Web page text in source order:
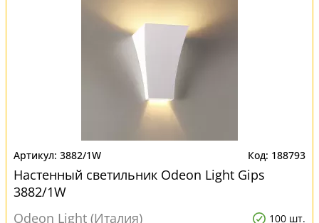
3882/1W 188793
Настенный светильник Odeon Light Gips
3882/1W
Odeon Light (Италия)
100 шт.